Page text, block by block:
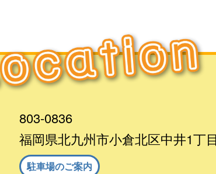
803-0836
福岡県北九州市小倉北区中井1丁
駐車場のご案内